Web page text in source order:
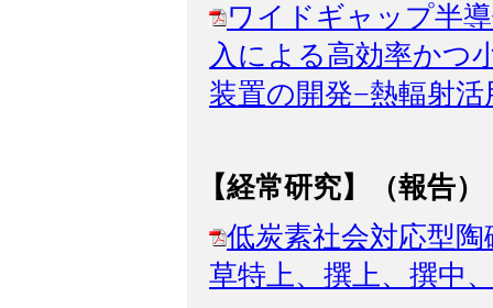
ワイドギャップ半
入による高効率かつ
装置の開発−熱輻射
【経常研究】（報告）
低炭素社会対応型
草特上、撰上、撰中